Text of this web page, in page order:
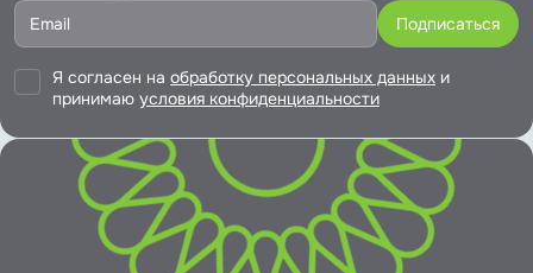
Я согласен на обработку персональных данных и
принимаю условия конфиденциальности